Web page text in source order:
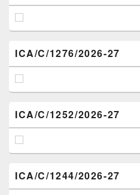
ICA/C/1276/2026-27
ICA/C/1252/2026-27
ICA/C/1244/2026-27